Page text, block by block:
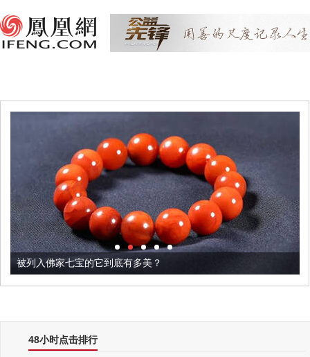
被列入佛家七宝的它到底有多美？
48小时点击排行